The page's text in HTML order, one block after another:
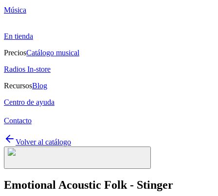
Música
En tienda
PreciosCatálogo musical
Radios In-store
RecursosBlog
Centro de ayuda
Contacto
Volver al catálogo
Emotional Acoustic Folk - Stinger